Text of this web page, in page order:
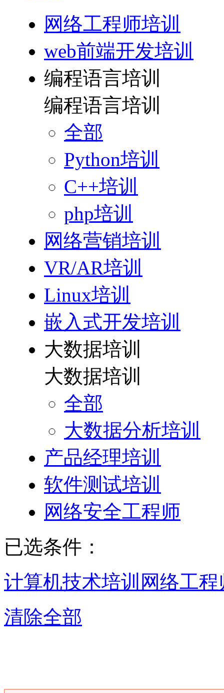
网络工程师培训
web前端开发培训
编程语言培训
编程语言培训
全部
Python培训
C++培训
php培训
网络营销培训
VR/AR培训
Linux培训
嵌入式开发培训
大数据培训
大数据培训
全部
大数据分析培训
产品经理培训
软件测试培训
网络安全工程师
已选条件：
计算机技术培训 网络工
清除全部